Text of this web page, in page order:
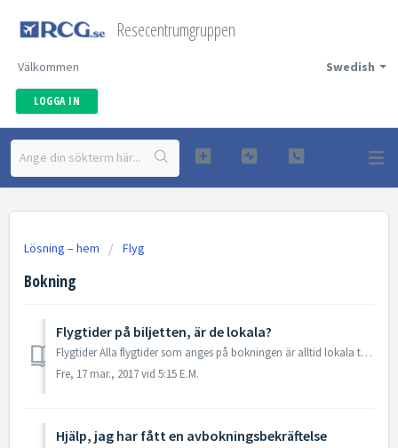
Resecentrumgruppen
Swedish
Välkommen
LOGGA IN
Lösning – hem Flyg
Bokning
Flygtider på biljetten, är de lokala?
Flygtider Alla flygtider som anges på bokningen är alltid lokala tider. ReseCentrumGruppen förmedlar flygbiljetter och kan inte ställas till ansvar för...
Fre, 17 mar., 2017 vid 5:15 E.M.
Hjälp, jag har fått en avbokningsbekräftelse